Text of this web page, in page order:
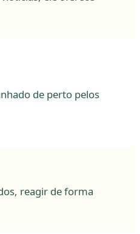
de perto pelos
reagir de forma